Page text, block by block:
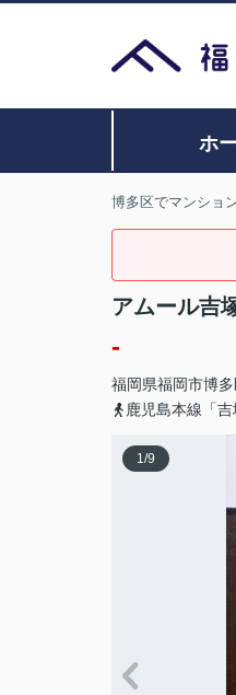
ホ
博多区でマンショ
アムール吉
-
福岡県福岡市博
鹿児島本線「
1/9